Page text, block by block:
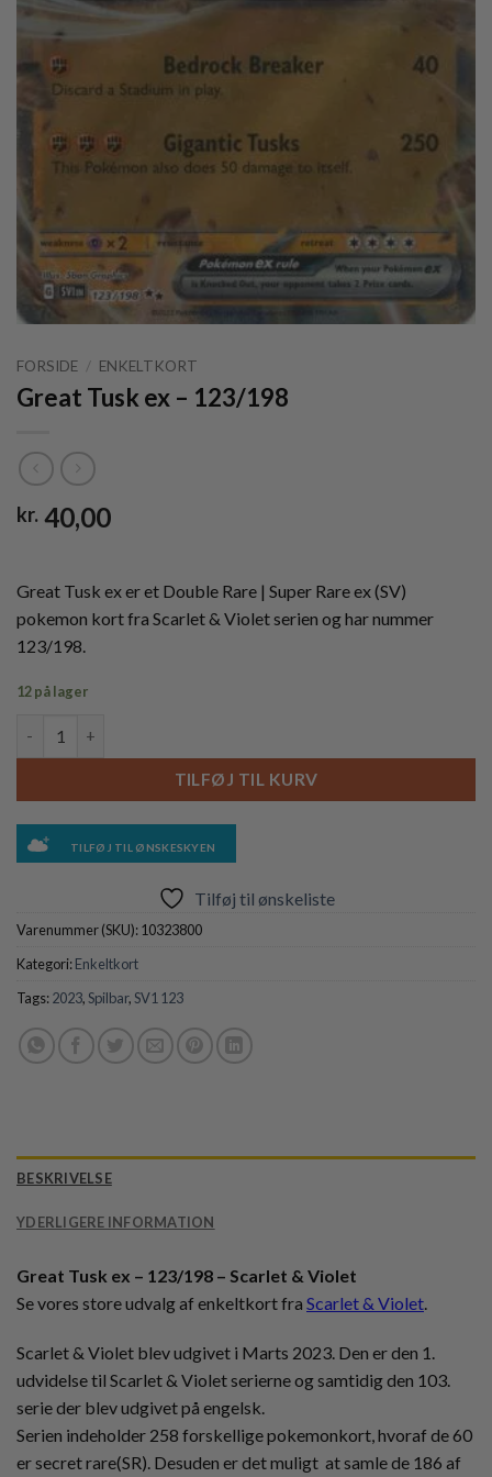
FORSIDE / ENKELTKORT
Great Tusk ex – 123/198
kr. 40,00
Great Tusk ex er et Double Rare | Super Rare ex (SV)
pokemon kort fra Scarlet & Violet serien og har nummer
123/198.
12 på lager
TILFØJ TIL KURV
TILFØJ TIL ØNSKESKYEN
Tilføj til ønskeliste
Varenummer (SKU):10323800
Kategori:Enkeltkort
Tags:2023,Spilbar,SV1 123
BESKRIVELSE
YDERLIGERE INFORMATION
Great Tusk ex – 123/198 – Scarlet & Violet
Se vores store udvalg af enkeltkort fra Scarlet & Violet
Scarlet & Violet blev udgivet i Marts 2023. Den er den 1.
udvidelse til Scarlet & Violet serierne og samtidig den 103.
serie der blev udgivet på engelsk.
Serien indeholder 258 forskellige pokemonkort, hvoraf de 60
er secret rare(SR). Desuden er det muligt at samle de 186 af